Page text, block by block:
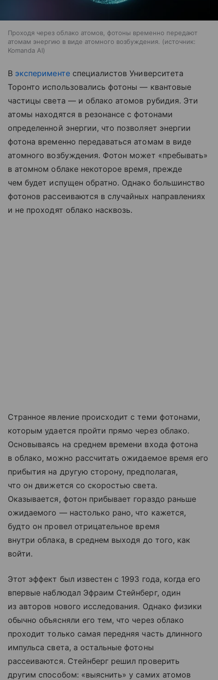
Проходя через облако атомов, фотоны временно передают
атомам энергию в виде атомного возбуждения.
источник:
Komanda AI
В экспериментеспециалистов Университета
Торонто использовались фотоны — квантовые
частицы света — и облако атомов рубидия. Эти
атомы находятся в резонансе с фотонами
определенной энергии, что позволяет энергии
фотона временно передаваться атомам в виде
атомного возбуждения. Фотон может «пребывать»
в атомном облаке некоторое время, прежде
чем будет испущен обратно. Однако большинство
фотонов рассеиваются в случайных направлениях
и не проходят облако насквозь.
Странное явление происходит с теми фотонами,
которым удается пройти прямо через облако.
Основываясь на среднем времени входа фотона
в облако, можно рассчитать ожидаемое время его
прибытия на другую сторону, предполагая,
что он движется со скоростью света.
Оказывается, фотон прибывает гораздо раньше
ожидаемого — настолько рано, что кажется,
будто он провел отрицательное время
внутри облака, в среднем выходя до того, как
войти.
Этот эффект был известен с 1993 года, когда его
впервые наблюдал Эфраим Стейнберг, один
из авторов нового исследования. Однако физики
обычно объясняли его тем, что через облако
проходит только самая передняя часть длинного
импульса света, а остальные фотоны
рассеиваются. Стейнберг решил проверить
другим способом: «выяснить» у самих атомов